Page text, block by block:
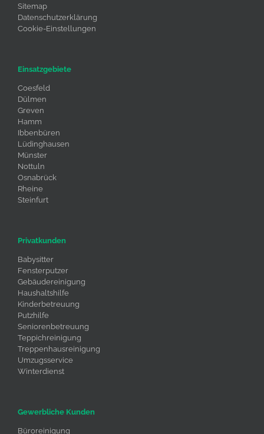
Sitemap
Datenschutzerklärung
Cookie-Einstellungen
Einsatzgebiete
Coesfeld
Dülmen
Greven
Hamm
Ibbenbüren
Lüdinghausen
Münster
Nottuln
Osnabrück
Rheine
Steinfurt
Privatkunden
Babysitter
Fensterputzer
Gebäudereinigung
Haushaltshilfe
Kinderbetreuung
Putzhilfe
Seniorenbetreuung
Teppichreinigung
Treppenhausreinigung
Umzugsservice
Winterdienst
Gewerbliche Kunden
Büroreinigung